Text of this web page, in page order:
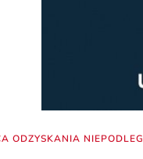
ODZYSKANIA